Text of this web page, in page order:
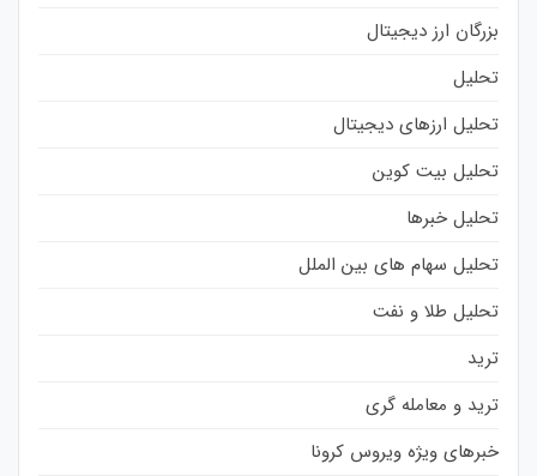
بزرگان ارز دیجیتال
تحلیل
تحلیل ارزهای دیجیتال
تحلیل بیت کوین
تحلیل خبرها
تحلیل سهام های بین الملل
تحلیل طلا و نفت
ترید
ترید و معامله گری
خبرهای ویژه ویروس کرونا